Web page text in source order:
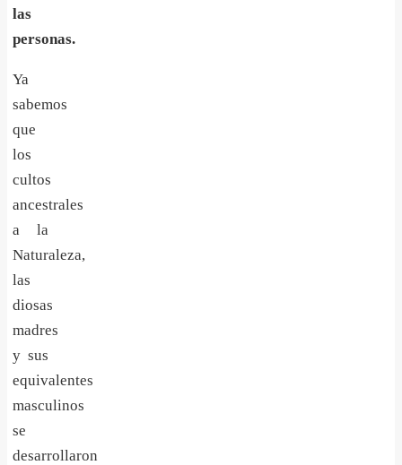
las
personas.
Ya
sabemos
que
los
cultos
ancestrales
a la
Naturaleza,
las
diosas
madres
y sus
equivalentes
masculinos
se
desarrollaron